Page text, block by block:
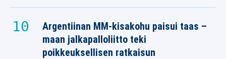
Argentiinan MM-kisakohu paisui taas –
maan jalkapalloliitto teki
poikkeuksellisen ratkaisun